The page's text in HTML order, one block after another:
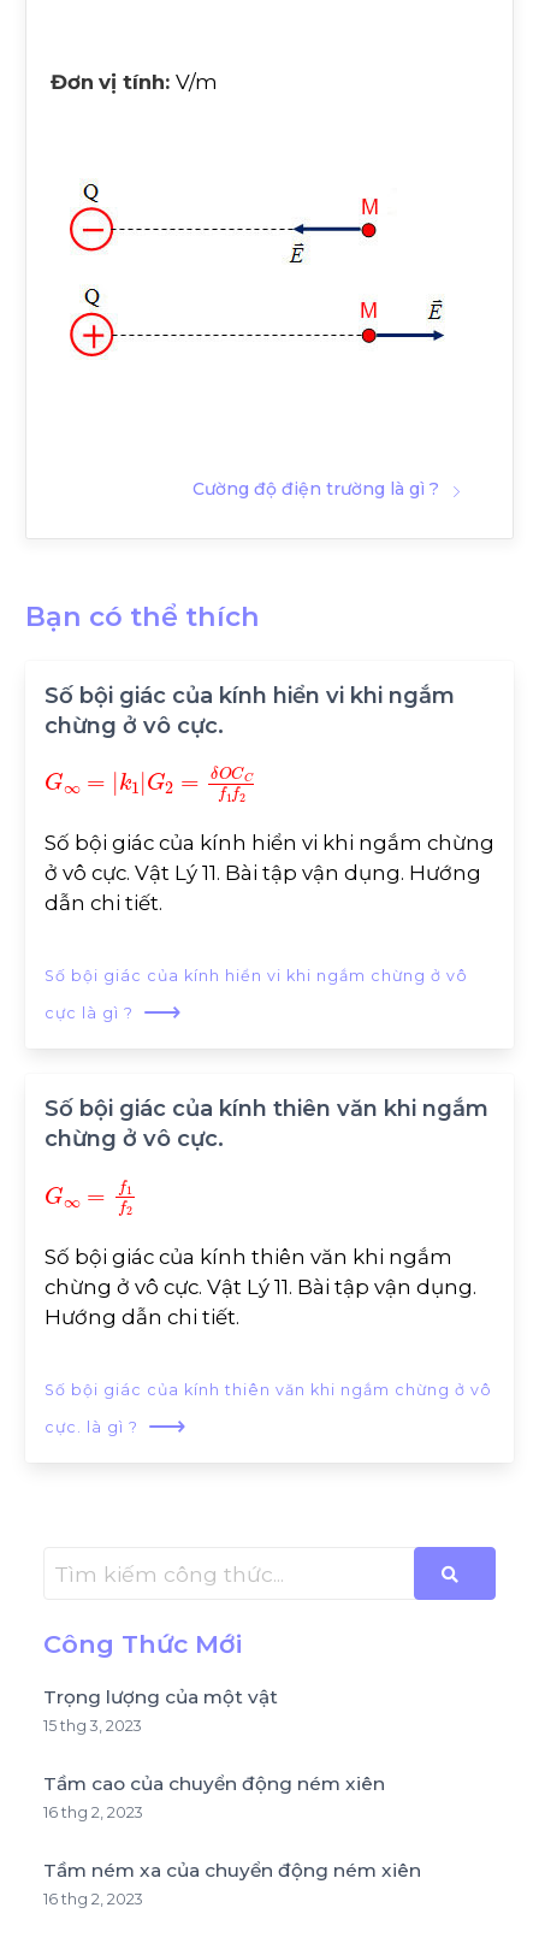
Đơn vị tính: V/m
Cường độ điện trường là gì ?
Bạn có thể thích
Số bội giác của kính hiển vi khi ngắm
chừng ở vô cực.
G 1G 2 =δ Cf1f2
Số bội giác của kính hiển vi khi ngắm chừng
ở vô cực. Vật Lý 11. Bài tập vận dụng. Hướng
dẫn chi tiết.
Số bội giác của kính hiển vi khi ngắm chừng ở vô
cực là gì ? ⟶
Số bội giác của kính thiên văn khi ngắm
chừng ở vô cực.
G 2
Số bội giác của kính thiên văn khi ngắm
chừng ở vô cực. Vật Lý 11. Bài tập vận dụng.
Hướng dẫn chi tiết.
Số bội giác của kính thiên văn khi ngắm chừng ở vô
cực. là gì ? ⟶
Công Thức Mới
Trọng lượng của một vật
15 thg 3, 2023
Tầm cao của chuyển động ném xiên
16 thg 2, 2023
Tầm ném xa của chuyển động ném xiên
16 thg 2, 2023